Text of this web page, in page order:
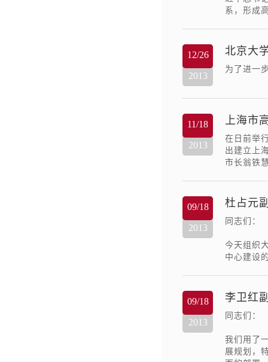
系，形成
12/26
2013
北京大
为了进一
11/18
2013
上海市
在日前举
出建立上
市长翁铁
09/18
2013
杜占元
同志们：
今天组织
中心建设
09/18
2013
李卫红
同志们：
我们用了
展规划，